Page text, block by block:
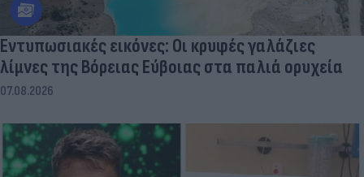
Εντυπωσιακές εικόνες: Οι κρυφές γαλάζιες
λίμνες της Βόρειας Εύβοιας στα παλιά ορυχεία
07.08.2026